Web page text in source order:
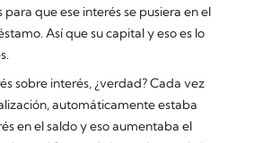
que ese interés se pusiera en el
Así que su capital y eso es lo
sobre interés, ¿verdad? Cada vez
automáticamente estaba
en el saldo y eso aumentaba el